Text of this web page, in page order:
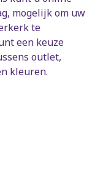
mogelijk om uw
te
een keuze
outlet,
kleuren.